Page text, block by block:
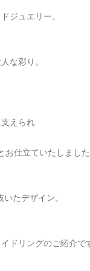
ジュエリー。
な彩り。
えられ
お仕立ていたしまし
たデザイン。
ドリングのご紹介で